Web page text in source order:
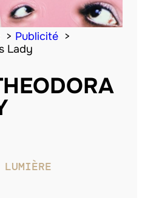
Publicité
Lady